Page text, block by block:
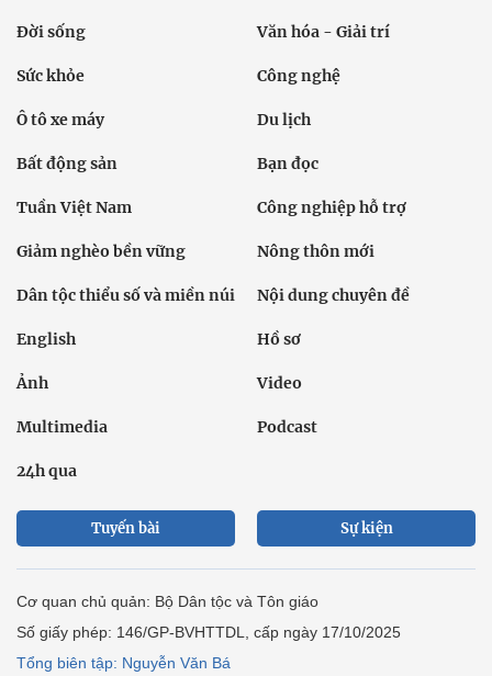
Đời sống Văn hóa - Giải trí
Sức khỏe Công nghệ
Ô tô xe máy Du lịch
Bất động sản Bạn đọc
Tuần Việt Nam Công nghiệp hỗ trợ
Giảm nghèo bền vững Nông thôn mới
Dân tộc thiểu số và miền núi Nội dung chuyên đề
English Hồ sơ
Ảnh Video
Multimedia Podcast
24h qua
Tuyến bài Sự kiện
Cơ quan chủ quản: Bộ Dân tộc và Tôn giáo
Số giấy phép: 146/GP-BVHTTDL, cấp ngày 17/10/2025
Tổng biên tập: Nguyễn Văn Bá